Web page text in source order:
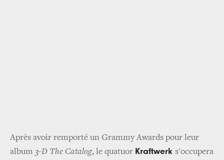
Après avoir remporté un Grammy Awards pour leur
album 3-D The Catalog, le quatuor Kraftwerk s'occupera